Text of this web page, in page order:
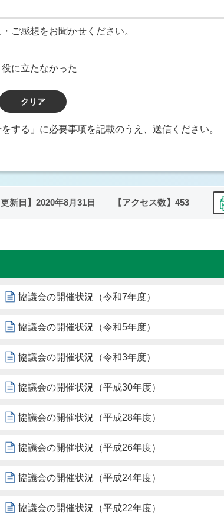
ご感想をお聞かせください。
役に立たなかった
する」に必要事項を記載のうえ、送信ください。
更新日】 2020年8月31日 【アクセス数】 453
協議会の開催状況（令和7年度）
協議会の開催状況（令和5年度）
協議会の開催状況（令和3年度）
協議会の開催状況（平成30年度）
協議会の開催状況（平成28年度）
協議会の開催状況（平成26年度）
協議会の開催状況（平成24年度）
協議会の開催状況（平成22年度）